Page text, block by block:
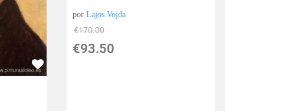
porLajos Vojda
€170.00
€93.50